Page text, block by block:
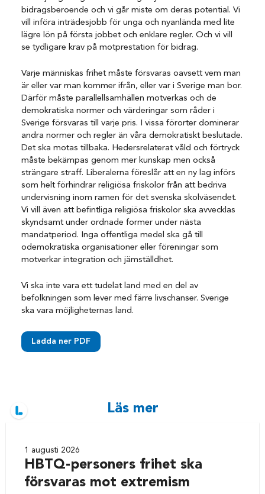
bidragsberoende och vi går miste om deras potential. Vi
vill införa inträdesjobb för unga och nyanlända med lite
lägre lön på första jobbet och enklare regler. Och vi vill
se tydligare krav på motprestation för bidrag.
Varje människas frihet måste försvaras oavsett vem man
är eller var man kommer ifrån, eller var i Sverige man bor.
Därför måste parallellsamhällen motverkas och de
demokratiska normer och värderingar som råder i
Sverige försvaras till varje pris. I vissa förorter dominerar
andra normer och regler än våra demokratiskt beslutade.
Det ska motas tillbaka. Hedersrelaterat våld och förtryck
måste bekämpas genom mer kunskap men också
strängare straff. Liberalerna föreslår att en ny lag införs
som helt förhindrar religiösa friskolor från att bedriva
undervisning inom ramen för det svenska skolväsendet.
Vi vill även att befintliga religiösa friskolor ska avvecklas
skyndsamt under ordnade former under nästa
mandatperiod. Inga offentliga medel ska gå till
odemokratiska organisationer eller föreningar som
motverkar integration och jämställdhet.
Vi ska inte vara ett tudelat land med en del av
befolkningen som lever med färre livschanser. Sverige
ska vara möjligheternas land.
Ladda ner PDF
Läs mer
1 augusti 2026
HBTQ-personers frihet ska
försvaras mot extremism